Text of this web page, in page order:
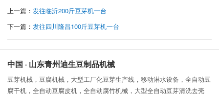
上一篇： 发往临沂200斤豆芽机一台
下一篇： 发往四川隆昌100斤豆芽机一台
中国 · 山东青州迪生豆制品机械
豆芽机械，豆腐机械，大型工厂化豆芽生产线，移动淋水设备，全自动豆
腐干机，全自动豆腐皮机，全自动腐竹机械，大型全自动豆芽清洗去壳